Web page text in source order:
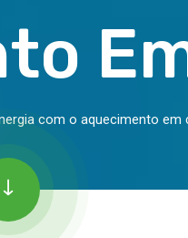
com o aquecimento em